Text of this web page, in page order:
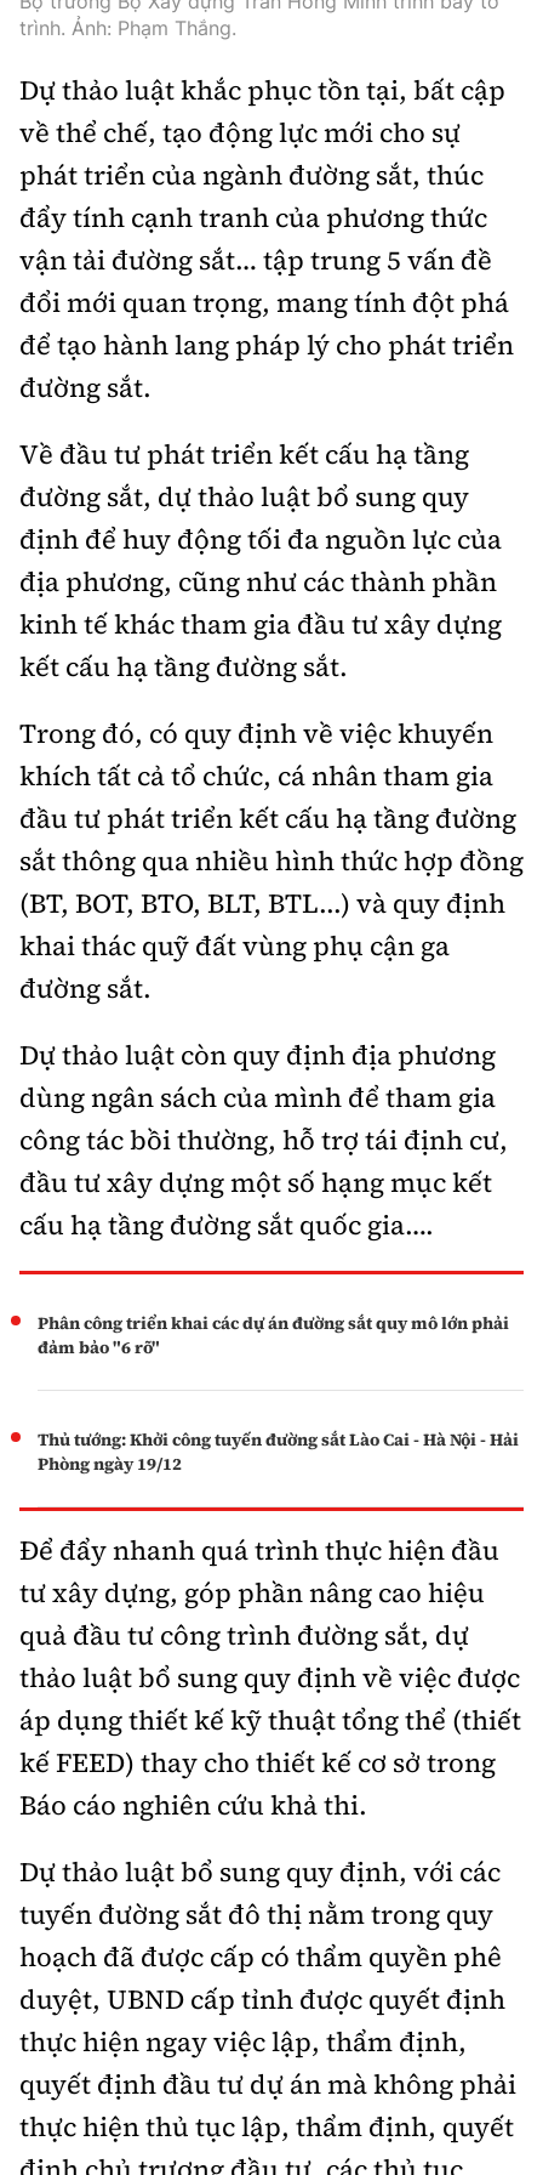
Tổng biên tập:Nguyễn Thị Hồng Nga
Nguyễn Đức Thắng, La Đức Hùng
Hotline:
0901 514 799
Quảng cáo và Phát hành:
0915 057 282
Email:bandoc@baoxaydung.vn
Cấm sao chép dưới mọi hình thức nếu không có sự
chấp thuận bằng văn bản.
Thông tin tòa
soạn
trình. Ảnh: Phạm Thắng.
Dự thảo luật khắc phục tồn tại, bất cập
về thể chế, tạo động lực mới cho sự
phát triển của ngành đường sắt, thúc
đẩy tính cạnh tranh của phương thức
vận tải đường sắt… tập trung 5 vấn đề
đổi mới quan trọng, mang tính đột phá
để tạo hành lang pháp lý cho phát triển
đường sắt.
Về đầu tư phát triển kết cấu hạ tầng
đường sắt, dự thảo luật bổ sung quy
định để huy động tối đa nguồn lực của
địa phương, cũng như các thành phần
kinh tế khác tham gia đầu tư xây dựng
kết cấu hạ tầng đường sắt.
Trong đó, có quy định về việc khuyến
khích tất cả tổ chức, cá nhân tham gia
đầu tư phát triển kết cấu hạ tầng đường
sắt thông qua nhiều hình thức hợp đồng
(BT, BOT, BTO, BLT, BTL...) và quy định
khai thác quỹ đất vùng phụ cận ga
đường sắt.
Dự thảo luật còn quy định địa phương
dùng ngân sách của mình để tham gia
công tác bồi thường, hỗ trợ tái định cư,
đầu tư xây dựng một số hạng mục kết
cấu hạ tầng đường sắt quốc gia….
Phân công triển khai các dự án đường sắt quy mô lớn phải
đảm bảo "6 rõ"
Thủ tướng: Khởi công tuyến đường sắt Lào Cai - Hà Nội - Hải
Phòng ngày 19/12
Để đẩy nhanh quá trình thực hiện đầu
tư xây dựng, góp phần nâng cao hiệu
quả đầu tư công trình đường sắt, dự
thảo luật bổ sung quy định về việc được
áp dụng thiết kế kỹ thuật tổng thể (thiết
kế FEED) thay cho thiết kế cơ sở trong
Báo cáo nghiên cứu khả thi.
Dự thảo luật bổ sung quy định, với các
tuyến đường sắt đô thị nằm trong quy
hoạch đã được cấp có thẩm quyền phê
duyệt, UBND cấp tỉnh được quyết định
thực hiện ngay việc lập, thẩm định,
quyết định đầu tư dự án mà không phải
thực hiện thủ tục lập, thẩm định, quyết